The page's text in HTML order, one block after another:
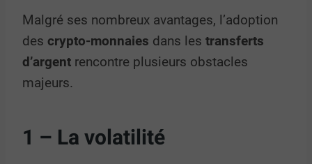
Malgré ses nombreux avantages, l’adoption
des crypto-monnaies dans les transferts
d’argent rencontre plusieurs obstacles
majeurs.
1 – La volatilité